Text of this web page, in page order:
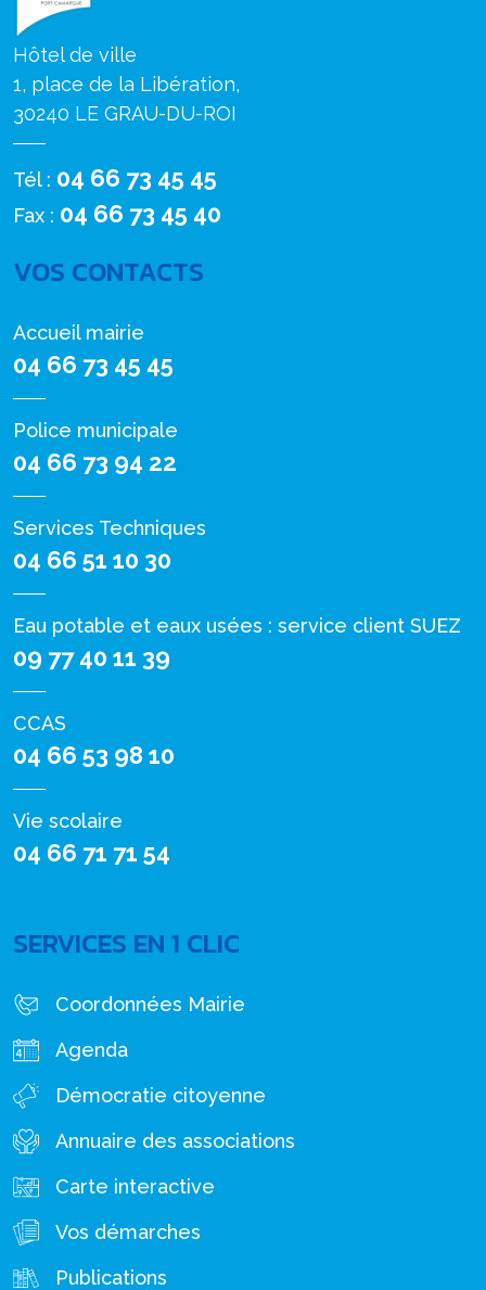
Hôtel de ville
1, place de la Libération,
30240 LE GRAU-DU-ROI
Tél : 04 66 73 45 45
Fax : 04 66 73 45 40
VOS CONTACTS
Accueil mairie
04 66 73 45 45
Police municipale
04 66 73 94 22
Services Techniques
04 66 51 10 30
Eau potable et eaux usées : service client SUEZ
09 77 40 11 39
CCAS
04 66 53 98 10
Vie scolaire
04 66 71 71 54
SERVICES EN 1 CLIC
Coordonnées Mairie
Agenda
Démocratie citoyenne
Annuaire des associations
Carte interactive
Vos démarches
Publications